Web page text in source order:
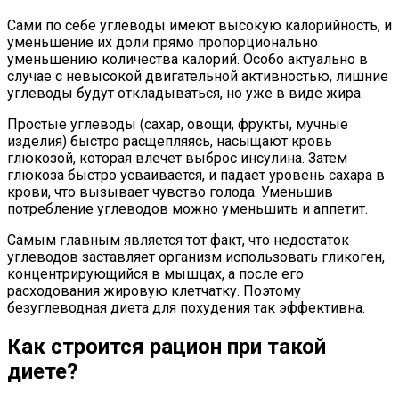
Сами по себе углеводы имеют высокую калорийность, и
уменьшение их доли прямо пропорционально
уменьшению количества калорий. Особо актуально в
случае с невысокой двигательной активностью, лишние
углеводы будут откладываться, но уже в виде жира.
Простые углеводы (сахар, овощи, фрукты, мучные
изделия) быстро расщепляясь, насыщают кровь
глюкозой, которая влечет выброс инсулина. Затем
глюкоза быстро усваивается, и падает уровень сахара в
крови, что вызывает чувство голода. Уменьшив
потребление углеводов можно уменьшить и аппетит.
Самым главным является тот факт, что недостаток
углеводов заставляет организм использовать гликоген,
концентрирующийся в мышцах, а после его
расходования жировую клетчатку. Поэтому
безуглеводная диета для похудения так эффективна.
Как строится рацион при такой
диете?